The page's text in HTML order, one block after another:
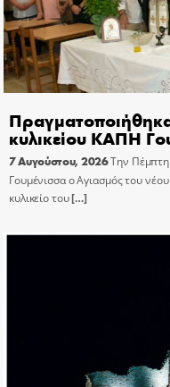
κυλικείου ΚΑΠΗ
7 Αυγούστου, 2026Την
Γουμένισσα ο Αγιασμός του
κυλικείο του[…]